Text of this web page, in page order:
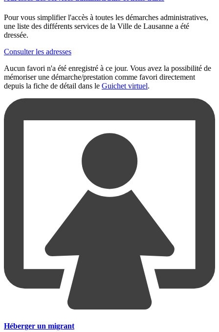
Pour vous simplifier l'accès à toutes les démarches administratives,
une liste des différents services de la Ville de Lausanne a été
dressée.
Consulter les adresses
Aucun favori n'a été enregistré à ce jour. Vous avez la possibilité de
mémoriser une démarche/prestation comme favori directement
depuis la fiche de détail dans le Guichet virtuel.
Héberger un migrant